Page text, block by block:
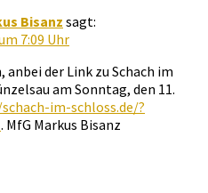
Bisanzsagt:
7:09 Uhr
der Link zu Schach im
am Sonntag, den 11.
im-schloss.de/?
. MfG Markus Bisanz